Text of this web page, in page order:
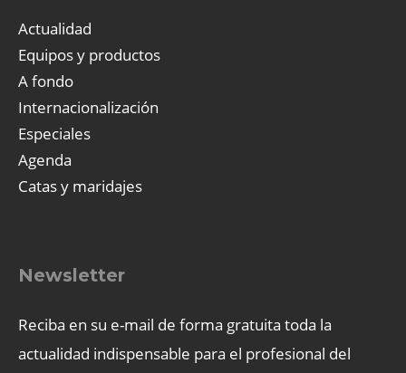
Actualidad
Equipos y productos
A fondo
Internacionalización
Especiales
Agenda
Catas y maridajes
Newsletter
Reciba en su e-mail de forma gratuita toda la
actualidad indispensable para el profesional del